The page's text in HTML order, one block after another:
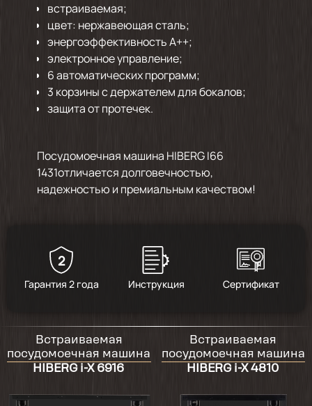
встраиваемая;
цвет: нержавеющая сталь;
энергоэффективность А++;
электронное управление;
6 автоматических программ;
3 корзины с держателем для бокалов;
защита от протечек.
Посудомоечная машина HIBERG I66
1431отличается долговечностью,
надежностью и премиальным качеством!
2
Гарантия 2 года Инструкция Сертификат
Встраиваемая
посудомоечная машина
HIBERG i-X 6916
Встраиваемая
посудомоечная машина
HIBERG i-X 4810